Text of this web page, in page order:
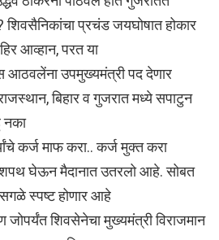
शिवसैनिकांचा प्रचंड जयघोषात होकार
आव्हान, परत या
आठवलेंना उपमुख्यमंत्री पद देणार
बिहार व गुजरात मध्ये सपाटुन
नका
कर्ज माफ करा.. कर्ज मुक्त करा
शपथ घेऊन मैदानात उतरलो आहे. सोबत
स्पष्ट होणार आहे
शिवसेनेचा मुख्यमंत्री विराजमान